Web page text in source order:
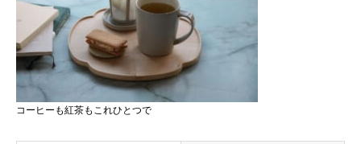
コーヒーも紅茶もこれひとつで